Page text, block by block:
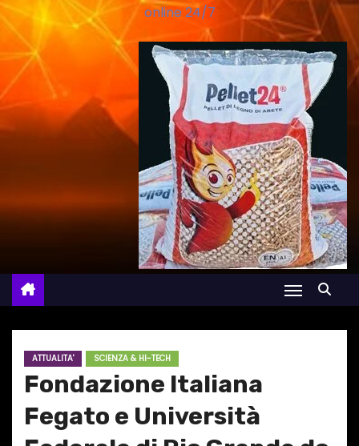
online 24/7
ATTUALITA' SCIENZA & HI-TECH
Fondazione Italiana
Fegato e Università